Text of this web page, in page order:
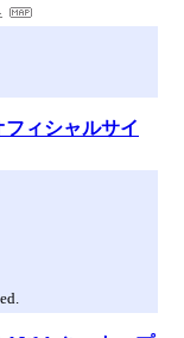
フィシャルサイ